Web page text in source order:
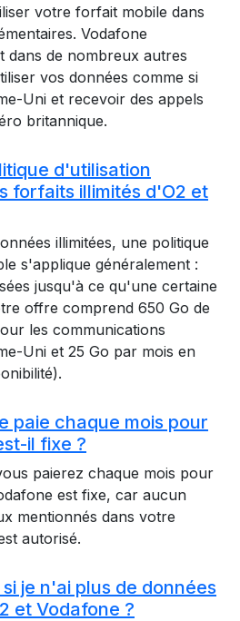
votre forfait mobile dans
Vodafone
dans de nombreux autres
vos données comme si
Uni et recevoir des appels
britannique.
d'utilisation
forfaits illimités d'O2 et
illimitées, une politique
s'applique généralement :
jusqu'à ce qu'une certaine
offre comprend 650 Go de
les communications
Uni et 25 Go par mois en
paie chaque mois pour
il fixe ?
paierez chaque mois pour
est fixe, car aucun
mentionnés dans votre
autorisé.
je n'ai plus de données
et Vodafone ?